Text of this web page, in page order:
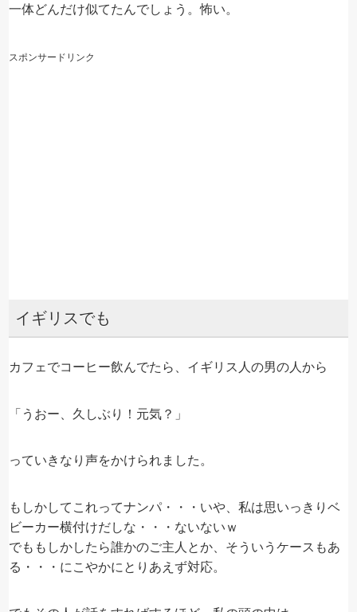
一体どんだけ似てたんでしょう。怖い。
スポンサードリンク
イギリスでも
カフェでコーヒー飲んでたら、イギリス人の男の人から
「うおー、久しぶり！元気？」
っていきなり声をかけられました。
もしかしてこれってナンパ・・・いや、私は思いっきりベ
ビーカー横付けだしな・・・ないないｗ
でももしかしたら誰かのご主人とか、そういうケースもあ
る・・・にこやかにとりあえず対応。